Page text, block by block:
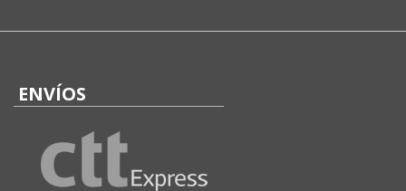
ENVÍOS